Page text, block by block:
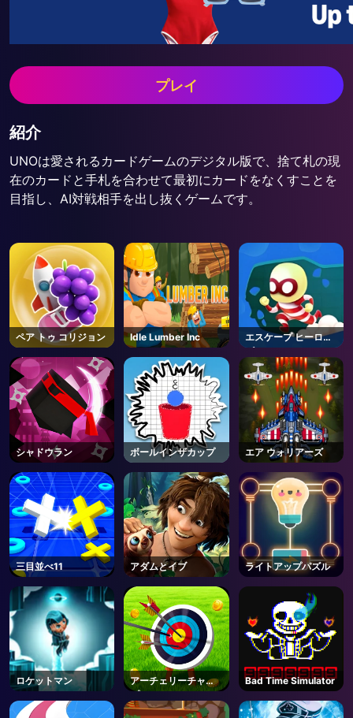
AD
プレイ
紹介
UNOは愛されるカードゲームのデジタル版で、捨て札の現
在のカードと手札を合わせて最初にカードをなくすことを
目指し、AI対戦相手を出し抜くゲームです。
ペア トゥ コリジョン Idle Lumber Inc
エスケープ ヒーロー
ズ
シャドウラン ボールインザカップ エア ウォリアーズ
三目並べ11 アダムとイブ ライトアップパズル
ロケットマン
アーチェリーチャン
プス
Bad Time Simulator